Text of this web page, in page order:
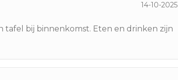
14-10-2025
bij binnenkomst. Eten en drinken zijn